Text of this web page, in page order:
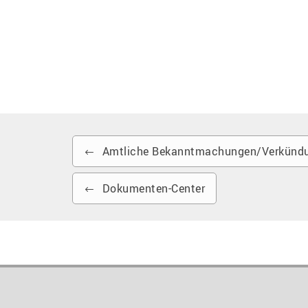
Amtliche Bekanntmachungen/
Dokumenten-Center